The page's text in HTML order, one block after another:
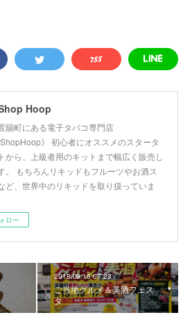
Hoop
賜町にある電子タバコ専門店
》 初心者にオススメのスタータ
から、上級者用のキットまで幅広く販売し
。 もちろんリキッドもフルーツやお酒ス
ど、世界中のリキッドを取り扱っていま
ロー
2018.09.15 07:23
ご当地グルメ＆美酒フェス
タ